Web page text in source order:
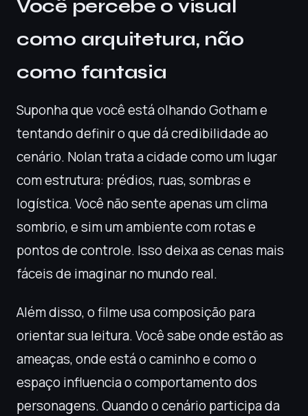
Você percebe o visual
como arquitetura, não
como fantasia
Suponha que você está olhando Gotham e
tentando definir o que dá credibilidade ao
cenário. Nolan trata a cidade como um lugar
com estrutura: prédios, ruas, sombras e
logística. Você não sente apenas um clima
sombrio, e sim um ambiente com rotas e
pontos de controle. Isso deixa as cenas mais
fáceis de imaginar no mundo real.
Além disso, o filme usa composição para
orientar sua leitura. Você sabe onde estão as
ameaças, onde está o caminho e como o
espaço influencia o comportamento dos
personagens. Quando o cenário participa da